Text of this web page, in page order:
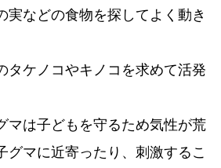
実などの食物を探してよく動き
タケノコやキノコを求めて活発
マは子どもを守るため気性が荒
グマに近寄ったり、刺激するこ